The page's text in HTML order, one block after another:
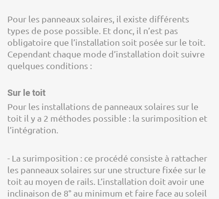
Pour les panneaux solaires, il existe différents
types de pose possible. Et donc, il n’est pas
obligatoire que l’installation soit posée sur le toit.
Cependant chaque mode d’installation doit suivre
quelques conditions :
Sur le toit
Pour les installations de panneaux solaires sur le
toit il y a 2 méthodes possible : la surimposition et
l’intégration.
- La surimposition : ce procédé consiste à rattacher
les panneaux solaires sur une structure fixée sur le
toit au moyen de rails. L’installation doit avoir une
inclinaison de 8° au minimum et faire face au soleil